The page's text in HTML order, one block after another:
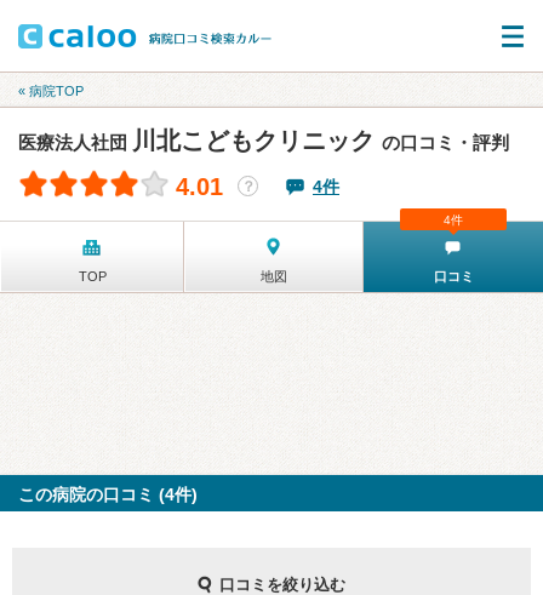
« 病院TOP
医療法人社団 川北こどもクリニック の口コミ・評判
4.01 ？ 4件
TOP 地図 口コミ
4件
この病院の口コミ (4件)
口コミを絞り込む